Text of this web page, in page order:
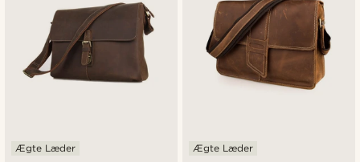
Ægte Læder Ægte Læder